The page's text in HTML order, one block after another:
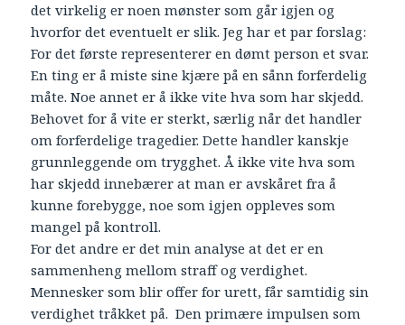
det virkelig er noen mønster som går igjen og
hvorfor det eventuelt er slik. Jeg har et par forslag:
For det første representerer en dømt person et svar.
En ting er å miste sine kjære på en sånn forferdelig
måte. Noe annet er å ikke vite hva som har skjedd.
Behovet for å vite er sterkt, særlig når det handler
om forferdelige tragedier. Dette handler kanskje
grunnleggende om trygghet. Å ikke vite hva som
har skjedd innebærer at man er avskåret fra å
kunne forebygge, noe som igjen oppleves som
mangel på kontroll.
For det andre er det min analyse at det er en
sammenheng mellom straff og verdighet.
Mennesker som blir offer for urett, får samtidig sin
verdighet tråkket på. Den primære impulsen som